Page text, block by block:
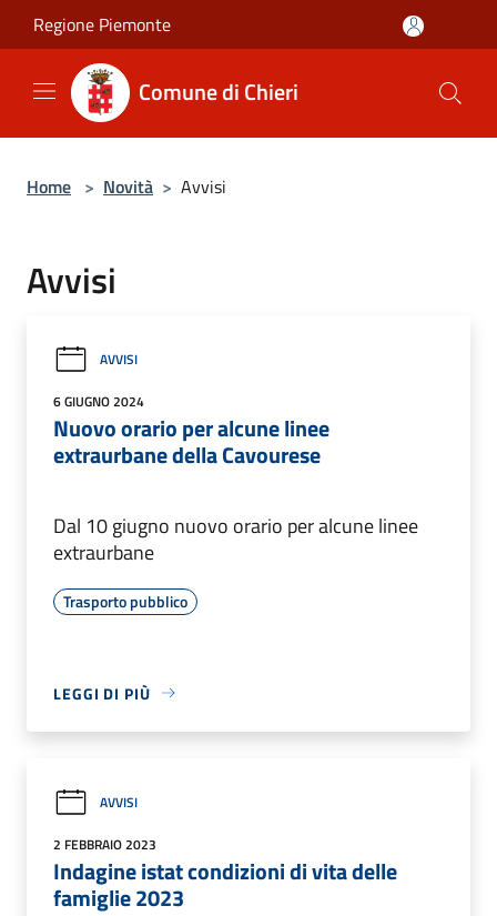
Salta al contenuto principale
Regione Piemonte
Comune di Chieri
Home > Novità > Avvisi
Avvisi
AVVISI
6 GIUGNO 2024
Nuovo orario per alcune linee
extraurbane della Cavourese
Dal 10 giugno nuovo orario per alcune linee
extraurbane
Trasporto pubblico
LEGGI DI PIÙ
AVVISI
2 FEBBRAIO 2023
Indagine istat condizioni di vita delle
famiglie 2023